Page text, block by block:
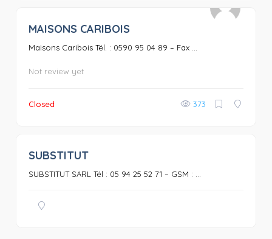
MAISONS CARIBOIS
Maisons Caribois Tél. : 0590 95 04 89 – Fax ...
Not review yet
Closed 373
SUBSTITUT
SUBSTITUT SARL Tél : 05 94 25 52 71 – GSM : ...